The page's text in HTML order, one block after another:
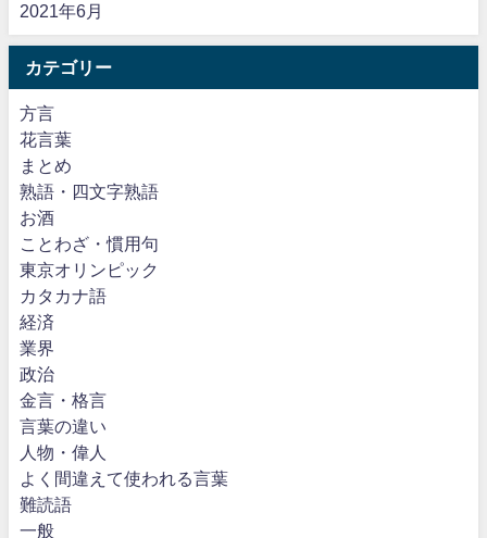
2021年6月
カテゴリー
方言
花言葉
まとめ
熟語・四文字熟語
お酒
ことわざ・慣用句
東京オリンピック
カタカナ語
経済
業界
政治
金言・格言
言葉の違い
人物・偉人
よく間違えて使われる言葉
難読語
一般